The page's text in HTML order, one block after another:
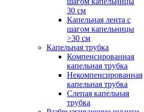
30 см
Капельная лента с
шагом капельницы
>30 см
Капельная трубка
Компенсированная
капельная трубка
Некомпенсированная
капельная трубка
Слепая капельная
трубка